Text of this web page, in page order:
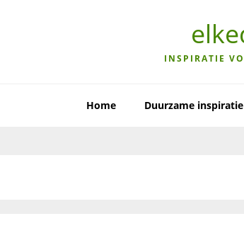
INSPIRATIE
Home Duurzame inspiratie